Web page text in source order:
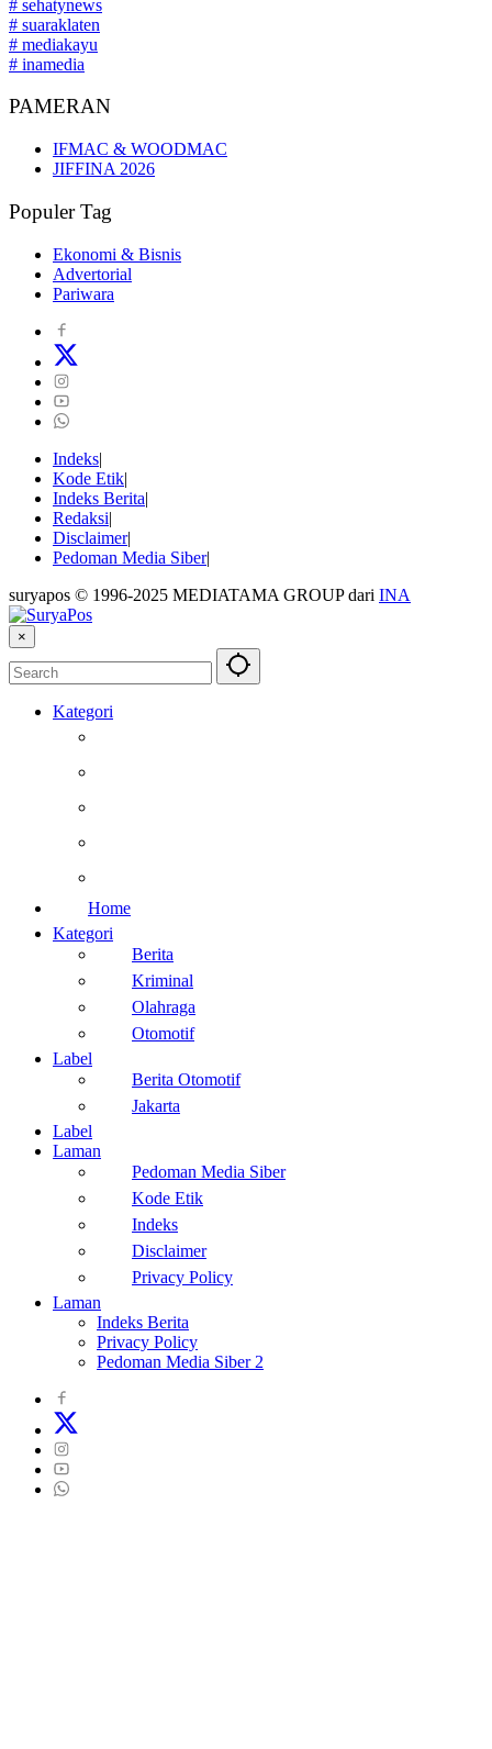
# sehatynews
# suaraklaten
# mediakayu
# inamedia
PAMERAN
IFMAC & WOODMAC
JIFFINA 2026
Populer Tag
Ekonomi & Bisnis
Advertorial
Pariwara
Indeks
Kode Etik
Indeks Berita
Redaksi
Disclaimer
Pedoman Media Siber
suryapos © 1996-2025 MEDIATAMA GROUP dari INA
×
Kategori
Home
Kategori
Berita
Kriminal
Olahraga
Otomotif
Label
Berita Otomotif
Jakarta
Label
Laman
Pedoman Media Siber
Kode Etik
Indeks
Disclaimer
Privacy Policy
Laman
Indeks Berita
Privacy Policy
Pedoman Media Siber 2